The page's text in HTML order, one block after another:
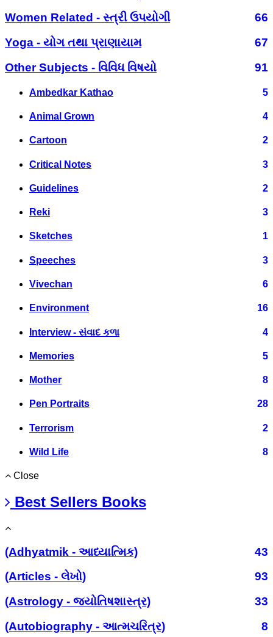
Women Related - સ્ત્રી ઉપયોગી
66
Yoga - યોગ તથા પ્રાણાયામ
67
Other Subjects - વિવિધ વિષયો
91
Ambedkar Kathao 5
Animal Grown 4
Cartoon 2
Critical Notes 3
Guidelines 2
Reki 3
Sketches 1
Speeches 3
Vivechan 6
Environment 16
Interview - સંવાદ કળા 4
Memories 5
Mother 8
Pen Portraits 28
Terrorism 2
Wild Life 8
Close
Best Sellers Books
(Adhyatmik - આધ્યાત્મિક)
43
(Articles - લેખો)
93
(Astrology - જ્યોતિષશાસ્ત્ર)
33
(Autobiography - આત્મચરિત્ર)
8